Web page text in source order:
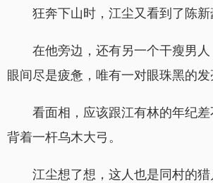
狂奔下山时，江尘又看到了陈新
在他旁边，还有另一个干瘦男
眼间尽是疲惫，唯有一对眼珠黑的发
看面相，应该跟江有林的年纪
背着一杆乌木大弓。
江尘想了想，这人也是同村的